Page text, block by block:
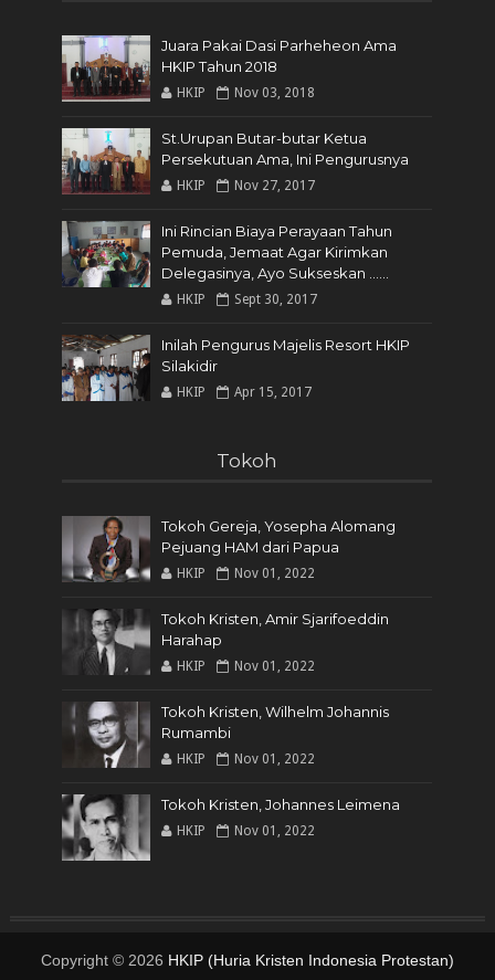
Juara Pakai Dasi Parheheon Ama
HKIP Tahun 2018
HKIP Nov 03, 2018
St.Urupan Butar-butar Ketua
Persekutuan Ama, Ini Pengurusnya
HKIP Nov 27, 2017
Ini Rincian Biaya Perayaan Tahun
Pemuda, Jemaat Agar Kirimkan
Delegasinya, Ayo Sukseskan ......
HKIP Sept 30, 2017
Inilah Pengurus Majelis Resort HKIP
Silakidir
HKIP Apr 15, 2017
Tokoh
Tokoh Gereja, Yosepha Alomang
Pejuang HAM dari Papua
HKIP Nov 01, 2022
Tokoh Kristen, Amir Sjarifoeddin
Harahap
HKIP Nov 01, 2022
Tokoh Kristen, Wilhelm Johannis
Rumambi
HKIP Nov 01, 2022
Tokoh Kristen, Johannes Leimena
HKIP Nov 01, 2022
Copyright © 2026 HKIP (Huria Kristen Indonesia Protestan)